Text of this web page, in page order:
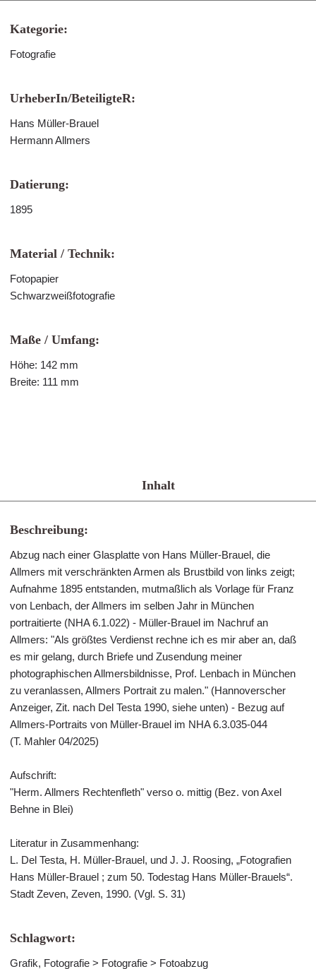
Kategorie:
Fotografie
UrheberIn/BeteiligteR:
Hans Müller-Brauel
Hermann Allmers
Datierung:
1895
Material / Technik:
Fotopapier
Schwarzweißfotografie
Maße / Umfang:
Höhe: 142 mm
Breite: 111 mm
Inhalt
Beschreibung:
Abzug nach einer Glasplatte von Hans Müller-Brauel, die
Allmers mit verschränkten Armen als Brustbild von links zeigt;
Aufnahme 1895 entstanden, mutmaßlich als Vorlage für Franz
von Lenbach, der Allmers im selben Jahr in München
portraitierte (NHA 6.1.022) - Müller-Brauel im Nachruf an
Allmers: "Als größtes Verdienst rechne ich es mir aber an, daß
es mir gelang, durch Briefe und Zusendung meiner
photographischen Allmersbildnisse, Prof. Lenbach in München
zu veranlassen, Allmers Portrait zu malen." (Hannoverscher
Anzeiger, Zit. nach Del Testa 1990, siehe unten) - Bezug auf
Allmers-Portraits von Müller-Brauel im NHA 6.3.035-044
(T. Mahler 04/2025)
Aufschrift:
"Herm. Allmers Rechtenfleth" verso o. mittig (Bez. von Axel
Behne in Blei)
Literatur in Zusammenhang:
L. Del Testa, H. Müller-Brauel, und J. J. Roosing, „Fotografien
Hans Müller-Brauel ; zum 50. Todestag Hans Müller-Brauels“.
Stadt Zeven, Zeven, 1990. (Vgl. S. 31)
Schlagwort:
Grafik, Fotografie > Fotografie > Fotoabzug